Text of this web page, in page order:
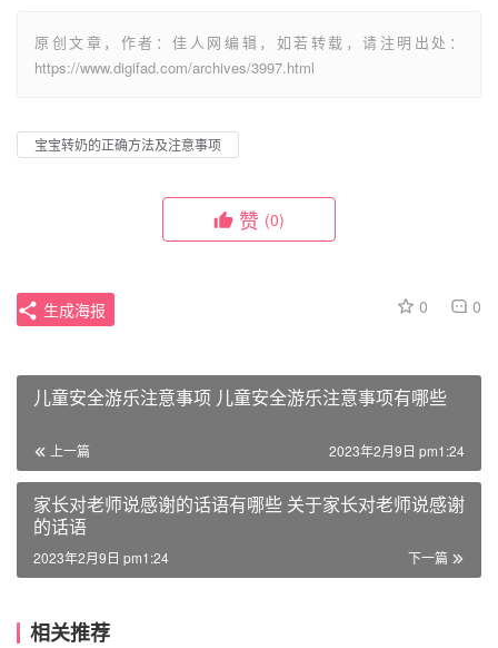
原创文章，作者：佳人网编辑，如若转载，请注明出处：
https://www.digifad.com/archives/3997.html
宝宝转奶的正确方法及注意事项
赞 (0)
0 0
生成海报
儿童安全游乐注意事项 儿童安全游乐注意事项有哪些
上一篇 2023年2月9日 pm1:24
家长对老师说感谢的话语有哪些 关于家长对老师说感谢
的话语
下一篇
2023年2月9日 pm1:24
相关推荐